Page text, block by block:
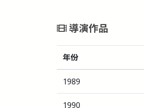
導演作品
年份
1989
1990